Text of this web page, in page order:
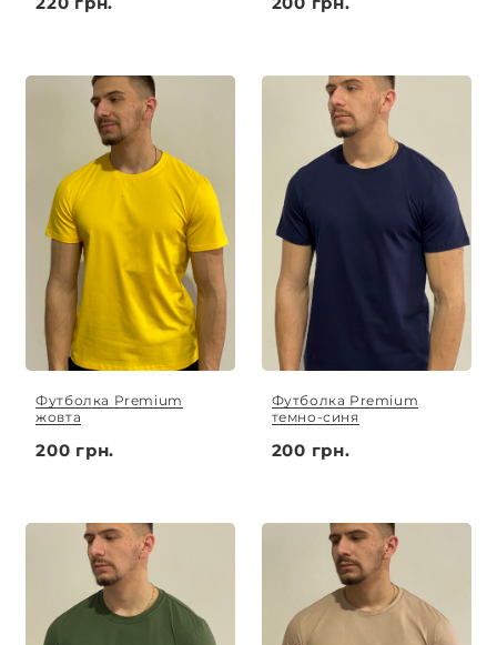
Футболка Premium
жовта
200 грн.
Футболка Premium
темно-синя
200 грн.